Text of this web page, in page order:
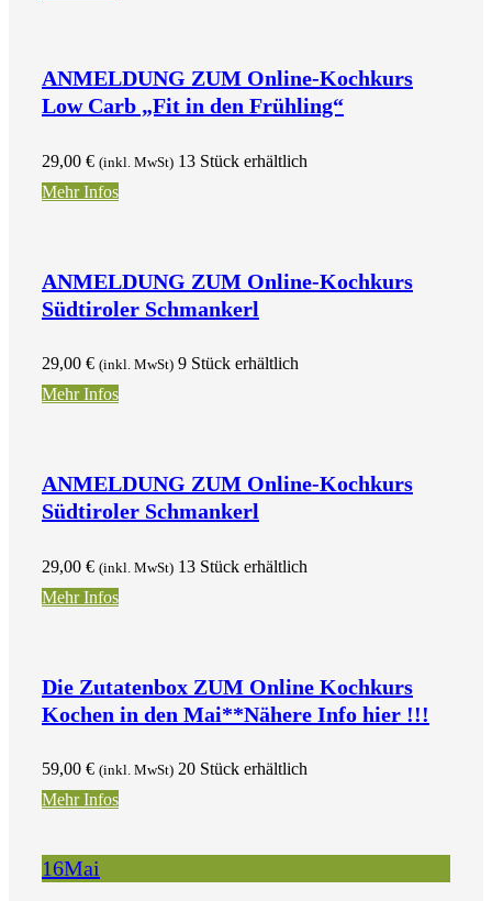
ANMELDUNG ZUM Online-Kochkurs
Low Carb „Fit in den Frühling“
29,00 € (inkl. MwSt) 13 Stück erhältlich
Mehr Infos
ANMELDUNG ZUM Online-Kochkurs
Südtiroler Schmankerl
29,00 € (inkl. MwSt) 9 Stück erhältlich
Mehr Infos
ANMELDUNG ZUM Online-Kochkurs
Südtiroler Schmankerl
29,00 € (inkl. MwSt) 13 Stück erhältlich
Mehr Infos
Die Zutatenbox ZUM Online Kochkurs
Kochen in den Mai**Nähere Info hier !!!
59,00 € (inkl. MwSt) 20 Stück erhältlich
Mehr Infos
16Mai